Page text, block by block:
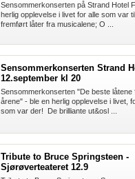
Sensommerkonserten på Strand Hotel
herlig opplevelse i livet for alle som var
fremført låter fra musicalene; O ...
Sensommerkonserten Strand
12.september kl 20
Sensommerkonserten "De beste låtene
årene" - ble en herlig opplevelse i livet,
som var der! De brilliante ut&osl ...
Tribute to Bruce Springsteen -
Sjørøverteateret 12.9